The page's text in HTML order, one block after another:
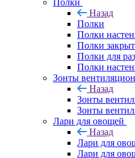
Полки
Назад
Полки
Полки
Полки
Полки для
Полки
Зонты
Назад
Зонты
Зонты
Лари для овощей
Назад
Лари для
Лари для